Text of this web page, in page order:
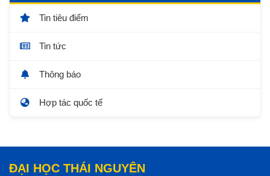
Tin tiêu điểm
Tin tức
Thông báo
Hợp tác quốc tế
ĐẠI HỌC THÁI NGUYÊN